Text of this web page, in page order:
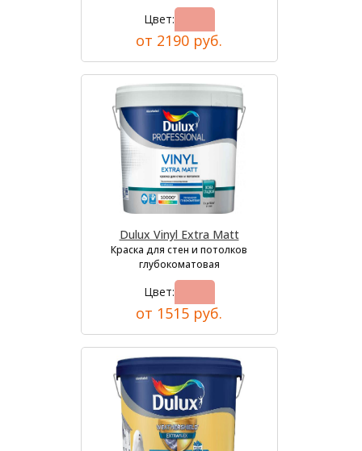
Цвет:
от 2190 руб.
Dulux Vinyl Extra Matt
Краска для стен и потолков
глубокоматовая
Цвет:
от 1515 руб.